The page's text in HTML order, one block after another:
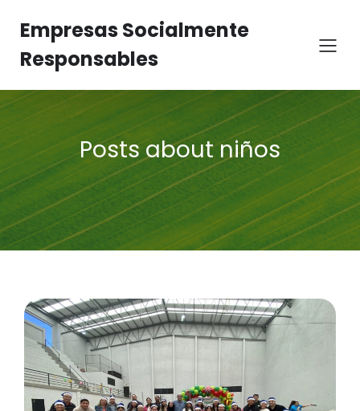
Empresas Socialmente
Responsables
Posts about niños